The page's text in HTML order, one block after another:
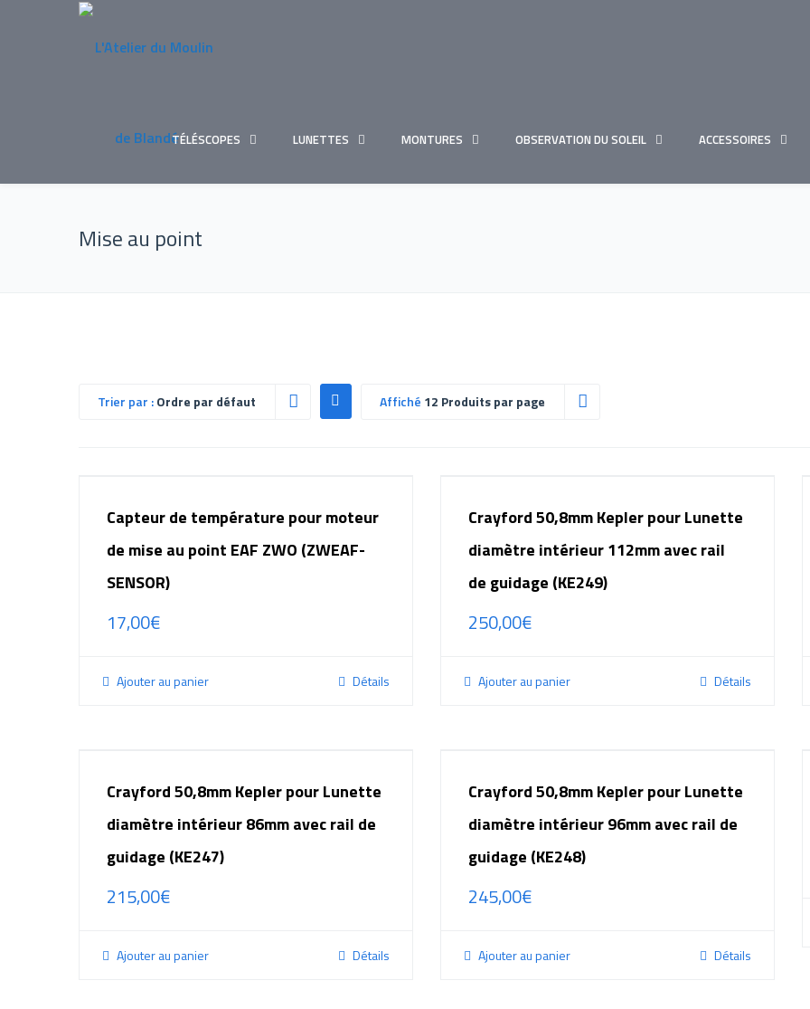
TÉLÉSCOPES LUNETTES MONTURES OBSERVATION DU SOLEIL ACCESSOIRES
Mise au point
Trier par :Ordre par défaut Affiché 12 Produits par page
Capteur de température pour moteur
de mise au point EAF ZWO (ZWEAF-
SENSOR)
17,00€
Ajouter au panier Détails
Crayford 50,8mm Kepler pour Lunette
diamètre intérieur 112mm avec rail
de guidage (KE249)
250,00€
Ajouter au panier Détails
Crayford 50,8mm Kepler pour Lunette
diamètre intérieur 86mm avec rail de
guidage (KE247)
215,00€
Ajouter au panier Détails
Crayford 50,8mm Kepler pour Lunette
diamètre intérieur 96mm avec rail de
guidage (KE248)
245,00€
Ajouter au panier Détails